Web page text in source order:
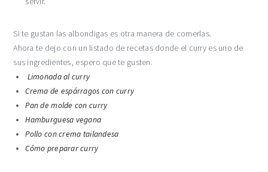
Si te gustan las albondigas es otra manera de comerlas.
Ahora te dejo con un listado de recetas donde el curry es uno de
sus ingredientes, espero que te gusten.
Limonada al curry
Crema de espárragos con curry
Pan de molde con curry
Hamburguesa vegana
Pollo con crema tailandesa
Cómo preparar curry